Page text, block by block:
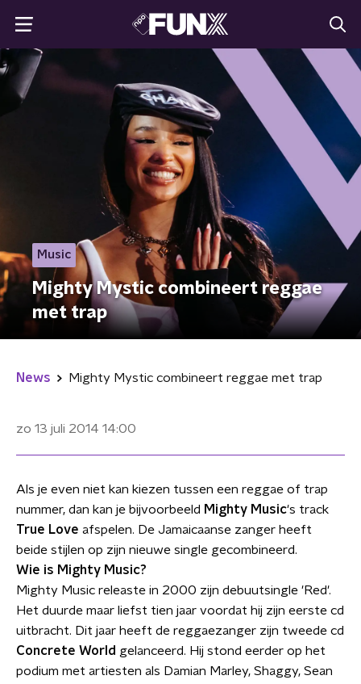
Music
Mighty Mystic combineert reggae
met trap
News Mighty Mystic combineert reggae met trap
zo 13 juli 2014 14:00
Als je even niet kan kiezen tussen een reggae of trap
nummer, dan kan je bijvoorbeeld Mighty Music's track
True Love afspelen. De Jamaicaanse zanger heeft
beide stijlen op zijn nieuwe single gecombineerd.
Wie is Mighty Music?
Mighty Music releaste in 2000 zijn debuutsingle 'Red'.
Het duurde maar liefst tien jaar voordat hij zijn eerste cd
uitbracht. Dit jaar heeft de reggaezanger zijn tweede cd
Concrete World gelanceerd. Hij stond eerder op het
podium met artiesten als Damian Marley, Shaggy, Sean